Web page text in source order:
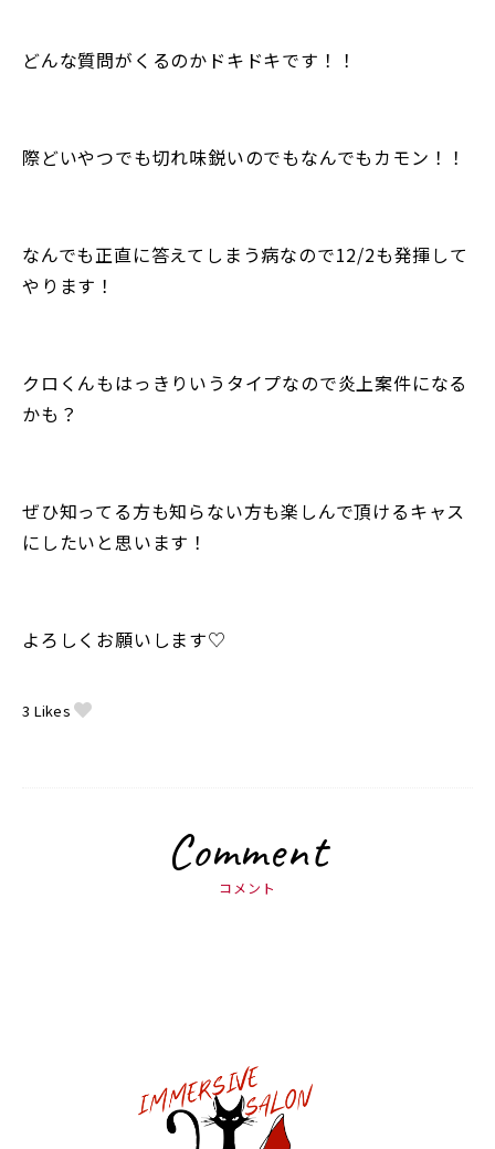
どんな質問がくるのかドキドキです！！
際どいやつでも切れ味鋭いのでもなんでもカモン！！
なんでも正直に答えてしまう病なので12/2も発揮して
やります！
クロくんもはっきりいうタイプなので炎上案件になる
かも？
ぜひ知ってる方も知らない方も楽しんで頂けるキャス
にしたいと思います！
よろしくお願いします♡
3 Likes
Comment
コメント